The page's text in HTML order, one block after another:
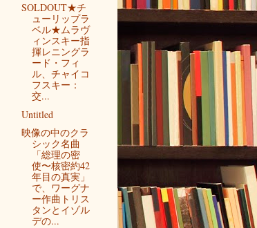
SOLDOUT★チ
ューリップラ
ベル★ムラヴ
ィンスキー指
揮レニングラ
ード・フィ
ル、チャイコ
フスキー：
交...
Untitled
映像の中のクラ
シック名曲
「総理の密
使〜核密約42
年目の真実」
で、ワーグナ
ー作曲トリス
タンとイゾル
デの...